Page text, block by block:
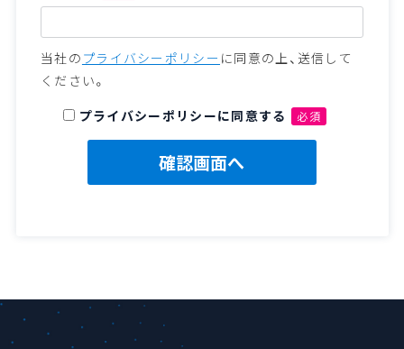
当社の プライバシーポリシー に同意の上、送信して
ください。
プライバシーポリシーに同意する
必須